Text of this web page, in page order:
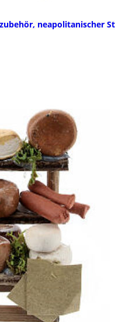
neapolitanischer